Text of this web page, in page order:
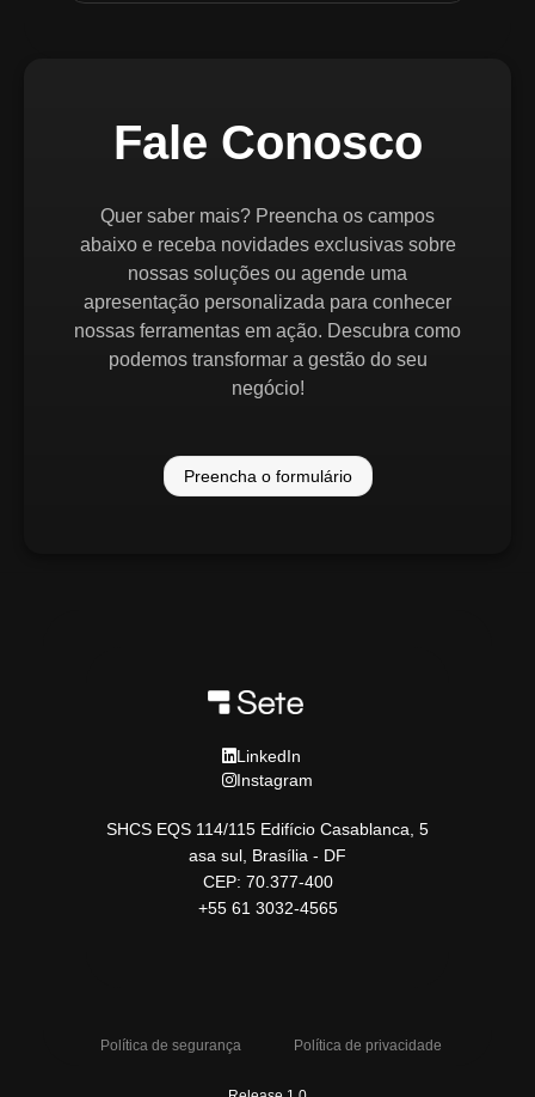
Fale Conosco
Quer saber mais? Preencha os campos
abaixo e receba novidades exclusivas sobre
nossas soluções ou agende uma
apresentação personalizada para conhecer
nossas ferramentas em ação. Descubra como
podemos transformar a gestão do seu
negócio!
Preencha o formulário
LinkedIn
Instagram
SHCS EQS 114/115 Edifício Casablanca, 5
asa sul, Brasília - DF
CEP: 70.377-400
+55 61 3032-4565
Política de segurança Política de privacidade